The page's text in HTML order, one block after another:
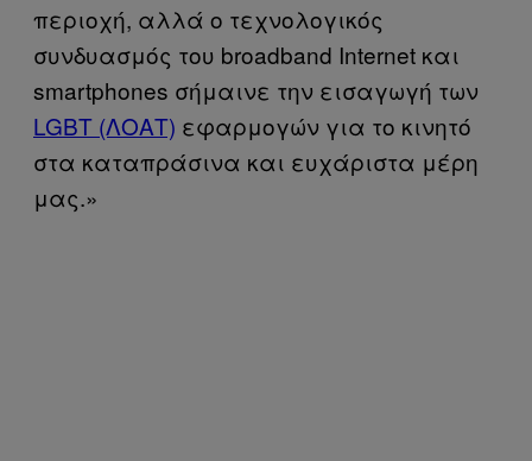
περιοχή, αλλά ο τεχνολογικός
συνδυασμός του broadband Internet και
smartphones σήμαινε την εισαγωγή των
LGBT (ΛΟΑΤ) εφαρμογών για το κινητό
στα καταπράσινα και ευχάριστα μέρη
μας.»